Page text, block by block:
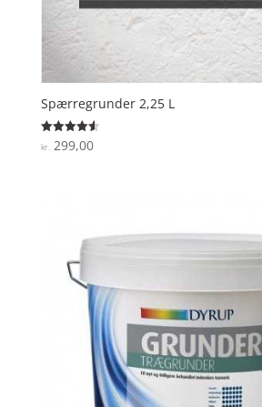
Spærregrunder 2,25 L
Vurderet
4.6
kr.299,00